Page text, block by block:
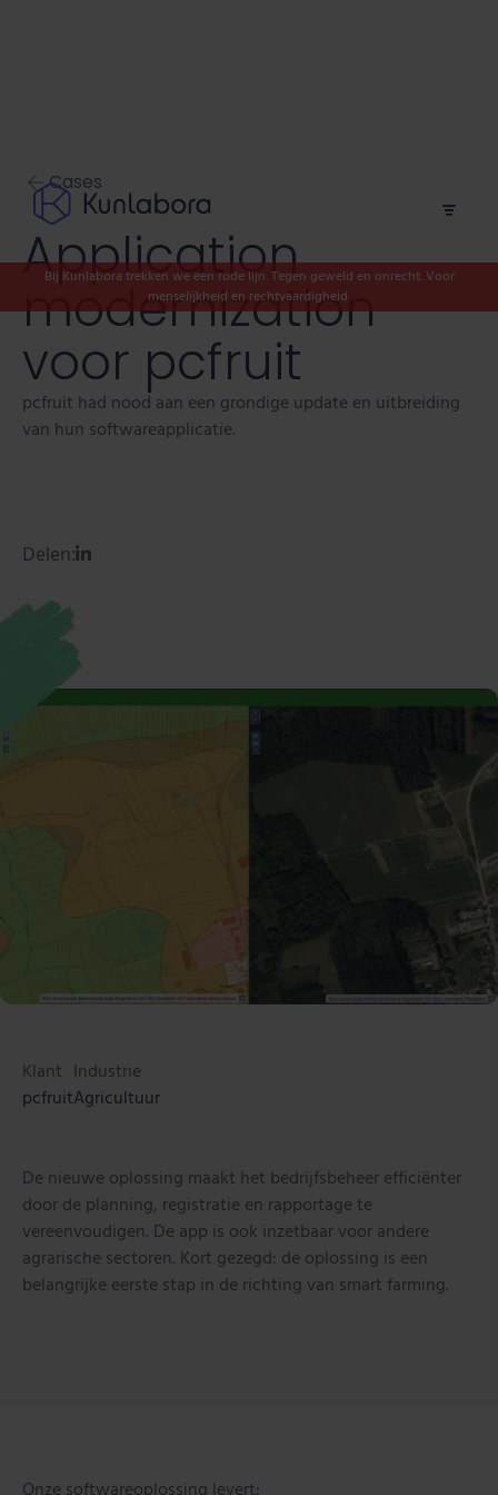
Bij Kunlabora trekken we een rode lijn. Tegen geweld en onrecht. Voor
menselijkheid en rechtvaardigheid.
Cases
Application
modernization
voor pcfruit
pcfruit had nood aan een grondige update en uitbreiding
van hun softwareapplicatie.
Delen:
Klant
pcfruit
Industrie
Agricultuur
De nieuwe oplossing maakt het bedrijfsbeheer efficiënter
door de planning, registratie en rapportage te
vereenvoudigen. De app is ook inzetbaar voor andere
agrarische sectoren. Kort gezegd: de oplossing is een
belangrijke eerste stap in de richting van smart farming.
Onze softwareoplossing levert: